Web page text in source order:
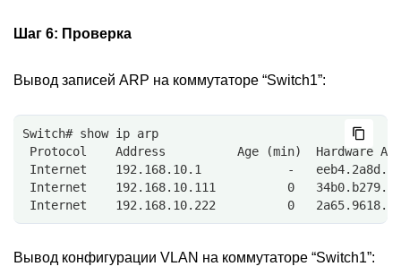
Шаг 6: Проверка
Вывод записей ARP на коммутаторе “Switch1”:
Switch# show ip arp
Protocol    Address          Age (min)  Hardware
Internet    192.168.10.1            -
Internet    192.168.10.111          0
Internet    192.168.10.222          0
Вывод конфигурации VLAN на коммутаторе “Switch1”: